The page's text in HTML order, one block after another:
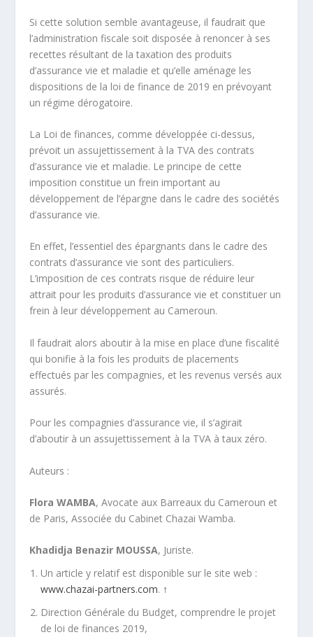
Si cette solution semble avantageuse, il faudrait que
l’administration fiscale soit disposée à renoncer à ses
recettes résultant de la taxation des produits
d’assurance vie et maladie et qu’elle aménage les
dispositions de la loi de finance de 2019 en prévoyant
un régime dérogatoire.
La Loi de finances, comme développée ci-dessus,
prévoit un assujettissement à la TVA des contrats
d’assurance vie et maladie. Le principe de cette
imposition constitue un frein important au
développement de l’épargne dans le cadre des sociétés
d’assurance vie.
En effet, l’essentiel des épargnants dans le cadre des
contrats d’assurance vie sont des particuliers.
L’imposition de ces contrats risque de réduire leur
attrait pour les produits d’assurance vie et constituer un
frein à leur développement au Cameroun.
Il faudrait alors aboutir à la mise en place d’une fiscalité
qui bonifie à la fois les produits de placements
effectués par les compagnies, et les revenus versés aux
assurés.
Pour les compagnies d’assurance vie, il s’agirait
d’aboutir à un assujettissement à la TVA à taux zéro.
Auteurs :
Flora WAMBA, Avocate aux Barreaux du Cameroun et
de Paris, Associée du Cabinet Chazai Wamba.
Khadidja Benazir MOUSSA, Juriste.
Un article y relatif est disponible sur le site web :
www.chazai-partners.com. ↑
Direction Générale du Budget, comprendre le projet
de loi de finances 2019,